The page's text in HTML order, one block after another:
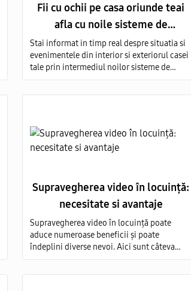
Fii cu ochii pe casa oriunde teai
afla cu noile sisteme de
supraveghere video pentru casa
Stai informat in timp real despre situatia si
evenimentele din interior si exteriorul casei
tale prin intermediul noilor sisteme de
supraveghere video cu camere de cea mai
Supravegherea video în locuință:
necesitate si avantaje
Supravegherea video în locuință poate
aduce numeroase beneficii și poate
îndeplini diverse nevoi. Aici sunt câteva
motive pentru care oamenii consideră